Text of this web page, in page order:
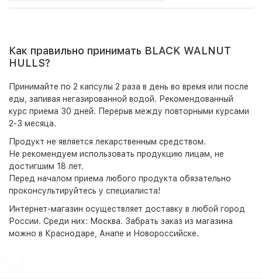
Как правильно принимать BLACK WALNUT
HULLS?
Принимайте по 2 капсулы 2 раза в день во время или после
еды, запивая негазированной водой. Рекомендованный
курс приема 30 дней. Перерыв между повторными курсами
2-3 месяца.
Продукт не является лекарственным средством.
Не рекомендуем использовать продукцию лицам, не
достигшим 18 лет.
Перед началом приема любого продукта обязательно
проконсультируйтесь у специалиста!
Интернет-магазин осуществляет доставку в любой город
России. Среди них: Москва. Забрать заказ из магазина
можно в Краснодаре, Анапе и Новороссийске.